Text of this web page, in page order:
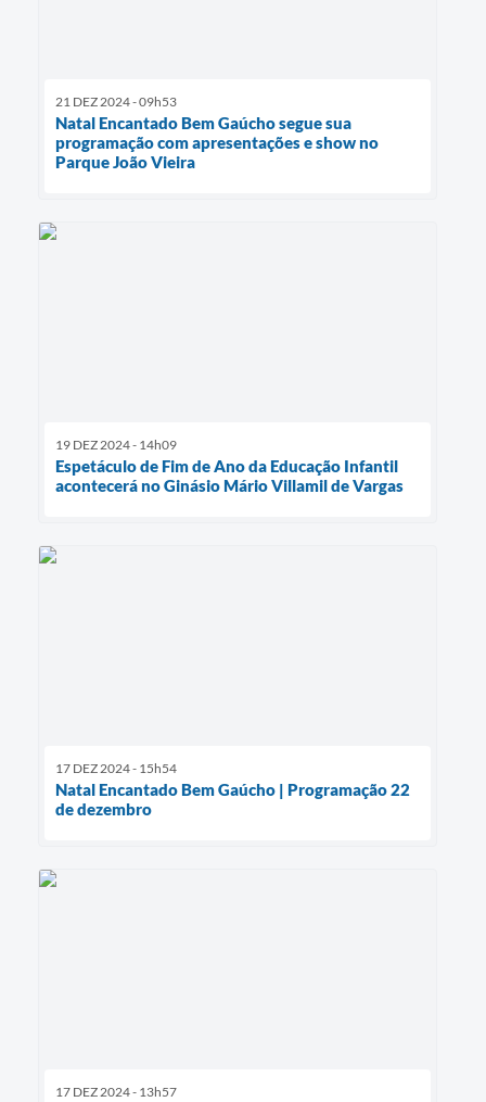
21 DEZ 2024 - 09h53
Natal Encantado Bem Gaúcho segue sua
programação com apresentações e show no
Parque João Vieira
19 DEZ 2024 - 14h09
Espetáculo de Fim de Ano da Educação Infantil
acontecerá no Ginásio Mário Villamil de Vargas
17 DEZ 2024 - 15h54
Natal Encantado Bem Gaúcho | Programação 22
de dezembro
17 DEZ 2024 - 13h57